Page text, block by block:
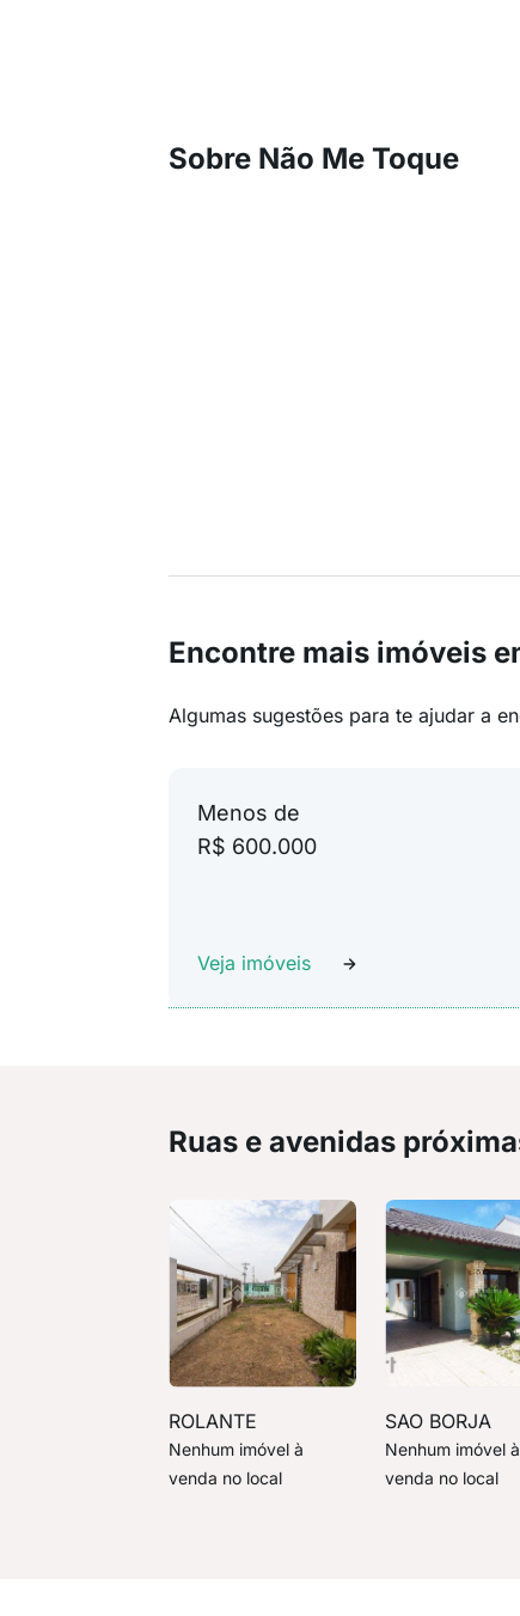
Sobre Não Me Toque
Encontre mais imóveis
Algumas sugestões para te ajudar a
Menos de
R$ 600.000
Veja imóveis
Ruas e avenidas
ROLANTE
Nenhum imóvel à
venda no local
SAO BORJA
Nenhum imóvel à
venda no local